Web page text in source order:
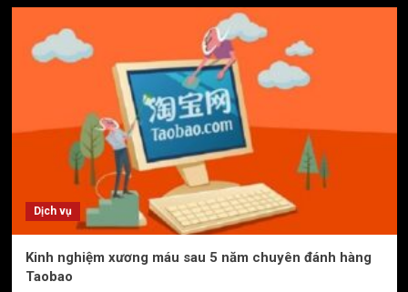
Dịch vụ
Kinh nghiệm xương máu sau 5 năm chuyên đánh hàng
Taobao